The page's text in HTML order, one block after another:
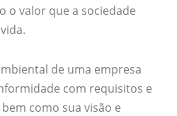
o valor que a sociedade
de uma empresa
com requisitos e
como sua visão e